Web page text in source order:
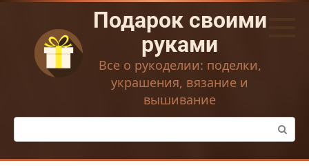
Перейти
контенту
Подарок своими
руками
Все о рукоделии: поделки,
украшения, вязание и
вышивание
Поиск: